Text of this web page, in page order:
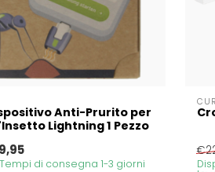
Anti-Prurito per
Lightning 1 Pezzo
di consegna 1-3 giorni